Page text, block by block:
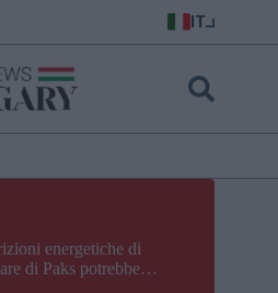
IT
energetiche di
di Paks potrebbe